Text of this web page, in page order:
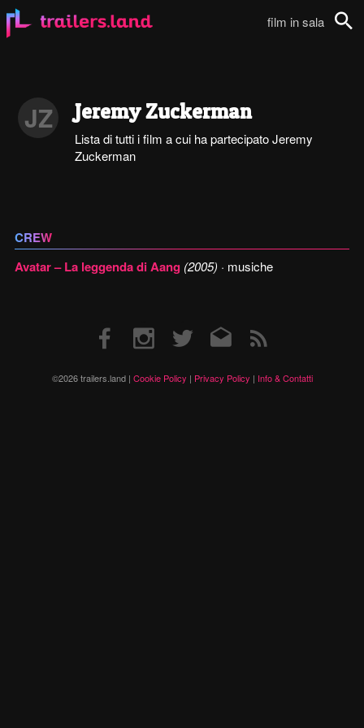
film in sala
JZ Jeremy Zuckerman
Lista di tutti i film a cui ha partecipato Jeremy
Zuckerman
CREW
Avatar – La leggenda di Aang (2005) · musiche
©2026 trailers.land | Cookie Policy | Privacy Policy | Info & Contatti